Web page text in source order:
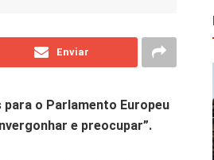
Enviar
para o Parlamento Europeu
e preocupar”.